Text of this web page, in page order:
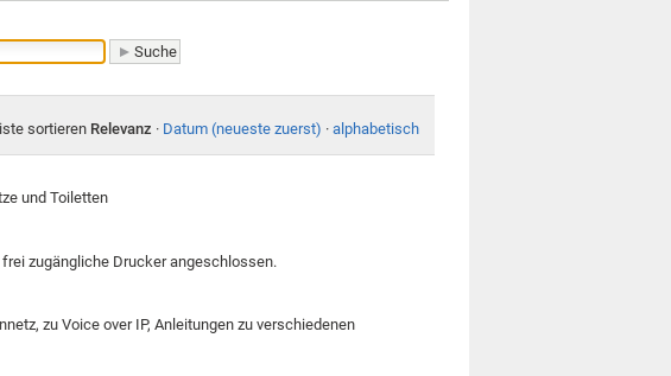
sortieren Relevanz · Datum (neueste zuerst) · alphabetisch
und Toiletten
zugängliche Drucker angeschlossen.
zu Voice over IP, Anleitungen zu verschiedenen